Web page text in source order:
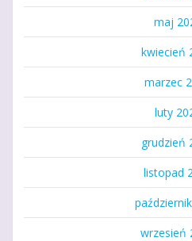
maj
kwiecień
marzec
luty
grudzień
listopad
wrzesień